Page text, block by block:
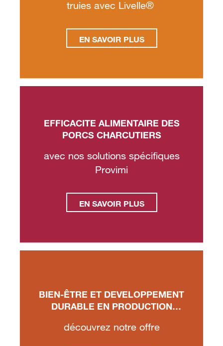
truies avec Livelle®
EN SAVOIR PLUS
EFFICACITE ALIMENTAIRE DES
PORCS CHARCUTIERS
avec nos solutions spécifiques
Provimi
EN SAVOIR PLUS
BIEN-ÊTRE ET DEVELOPPEMENT
DURABLE EN PRODUCTION
découvrez notre offre